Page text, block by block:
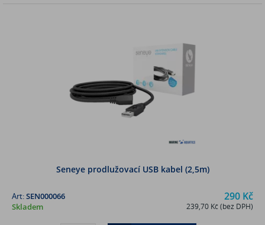
Seneye prodlužovací USB kabel (2,5m)
290 Kč
239,70 Kč (bez DPH)
Art:SEN000066
Skladem